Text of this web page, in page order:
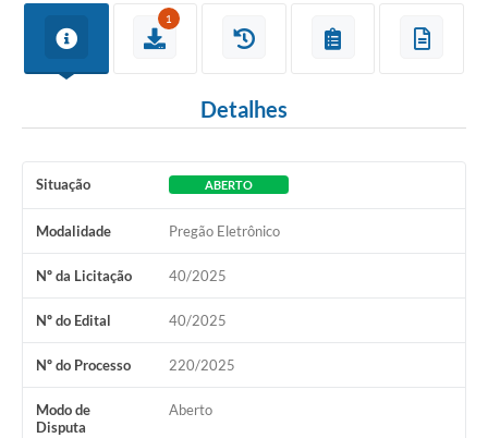
1
Detalhes
Situação ABERTO
Modalidade Pregão Eletrônico
Nº da Licitação 40/2025
Nº do Edital 40/2025
Nº do Processo 220/2025
Modo de
Disputa
Aberto